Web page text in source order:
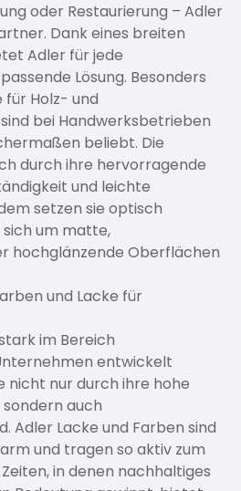
oder Restaurierung – Adler
Dank eines breiten
Adler für jede
Lösung. Besonders
für Holz- und
bei Handwerksbetrieben
beliebt. Die
durch ihre hervorragende
und leichte
setzen sie optisch
sich um matte,
hochglänzende Oberflächen
und Lacke für
im Bereich
entwickelt
nicht nur durch ihre hohe
auch
Adler Lacke und Farben sind
und tragen so aktiv zum
in denen nachhaltiges